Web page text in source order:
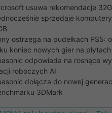
usuwa rekomendacje
sprzedaje
ostrzega na pudełkach PS5:
koniec nowych gier na płytach
odpowiada na rosnące
roboczych AI
dołącza do nowej
3DMark